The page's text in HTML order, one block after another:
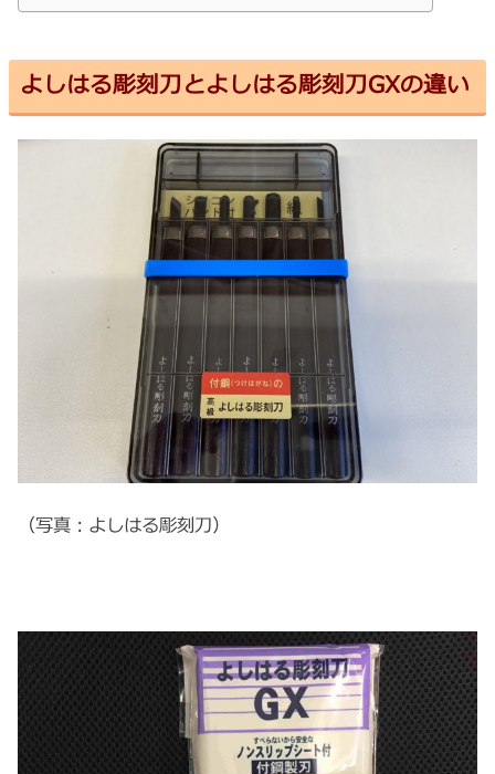
よしはる彫刻刀とよしはる彫刻刀GXの違い
（写真：よしはる彫刻刀）